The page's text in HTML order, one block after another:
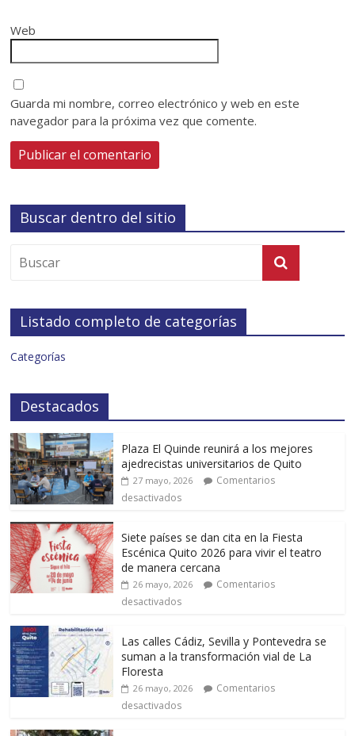
Web
Guarda mi nombre, correo electrónico y web en este
navegador para la próxima vez que comente.
Buscar dentro del sitio
Listado completo de categorías
Categorías
Destacados
Plaza El Quinde reunirá a los mejores
ajedrecistas universitarios de Quito
27 mayo, 2026
Comentarios
desactivados
Siete países se dan cita en la Fiesta
Escénica Quito 2026 para vivir el teatro
de manera cercana
26 mayo, 2026
Comentarios
desactivados
Las calles Cádiz, Sevilla y Pontevedra se
suman a la transformación vial de La
Floresta
26 mayo, 2026
Comentarios
desactivados